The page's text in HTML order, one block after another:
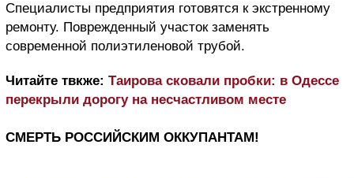
Специалисты предприятия готовятся к экстренному
ремонту. Поврежденный участок заменять
современной полиэтиленовой трубой.
Читайте твкже: Таирова сковали пробки: в Одессе
перекрыли дорогу на несчастливом месте
СМЕРТЬ РОССИЙСКИМ ОККУПАНТАМ!